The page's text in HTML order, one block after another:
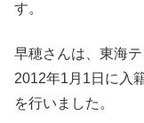
す。
早穂さんは、東海
2012年1月1日に入
を行いました。